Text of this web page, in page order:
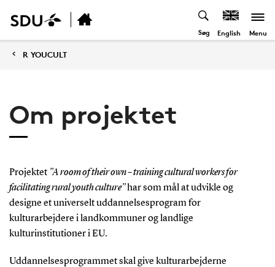
Søg English Menu
R YOUCULT
Om projektet
Projektet ”A room of their own – training cultural workers for
facilitating rural youth culture”har som mål at udvikle og
designe et universelt uddannelsesprogram for
kulturarbejdere i landkommuner og landlige
kulturinstitutioner i EU.
Uddannelsesprogrammet skal give kulturarbejderne